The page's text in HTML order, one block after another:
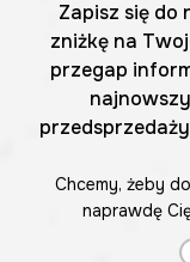
Zapisz się do
zniżkę na
przegap
Chcemy, żeby
naprawdę